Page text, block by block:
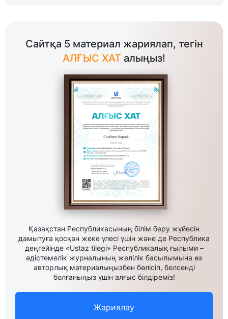
Сайтқа 5 материал жариялап, тегін
АЛҒЫС ХАТ алыңыз!
Қазақстан Республикасының білім беру жүйесін
дамытуға қосқан жеке үлесі үшін және де Республика
деңгейінде «Ustaz tilegi» Республикалық ғылыми –
әдістемелік журналының желілік басылымына өз
авторлық материалыңызбен бөлісіп, белсенді
болғаныңыз үшін алғыс білдіреміз!
Жариялау